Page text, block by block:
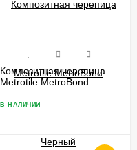
Композитная черепица
Metrotile MetroBond
В НАЛИЧИИ